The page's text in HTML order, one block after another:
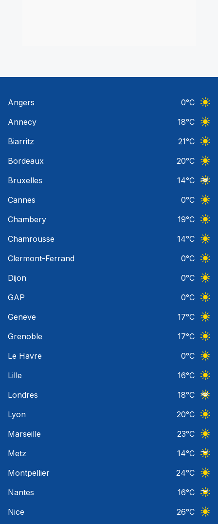
Angers 0°C
Annecy
18°C
Biarritz
21°C
Bordeaux
20°C
Bruxelles
14°C
Cannes
0°C
Chambery
19°C
Chamrousse
14°C
Clermont-Ferrand
0°C
Dijon
0°C
GAP
0°C
Geneve
17°C
Grenoble
17°C
Le Havre
0°C
Lille
16°C
Londres
18°C
Lyon
20°C
Marseille
23°C
Metz
14°C
Montpellier
24°C
Nantes
16°C
Nice
26°C